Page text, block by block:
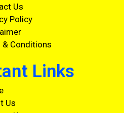
Us
Policy
& Conditions
Links
Us